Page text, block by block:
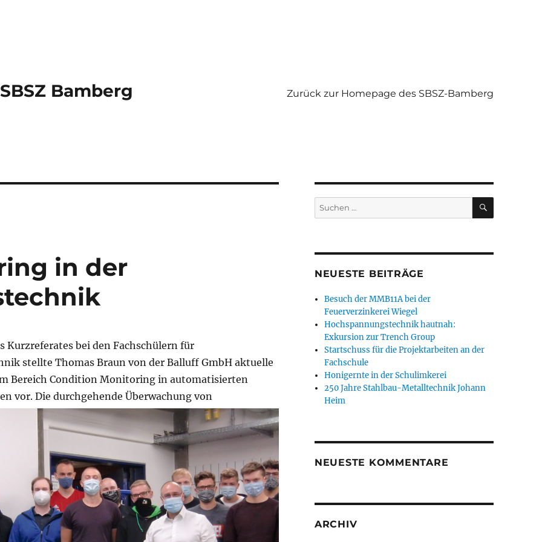
Bamberg Zurück zur Homepage des SBSZ-Bamberg
in der
Kurzreferates bei den Fachschülern für
stellte Thomas Braun von der Balluff GmbH aktuelle
Bereich Condition Monitoring in automatisierten
vor.Die durchgehende Überwachung von
Suchen
nach:
SUCHEN
NEUESTE BEITRÄGE
Besuch der MMB11A bei der
Feuerverzinkerei Wiegel
Hochspannungstechnik hautnah:
Exkursion zur Trench Group
Startschuss für die Projektarbeiten an der
Fachschule
Honigernte in der Schulimkerei
250 Jahre Stahlbau-Metalltechnik Johann
Heim
NEUESTE KOMMENTARE
ARCHIV